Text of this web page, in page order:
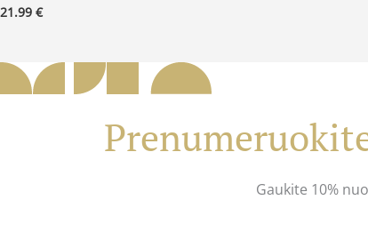
21.99 €
Gaukite 10%